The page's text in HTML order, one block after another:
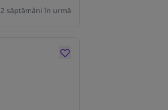
2 săptămâni în urmă